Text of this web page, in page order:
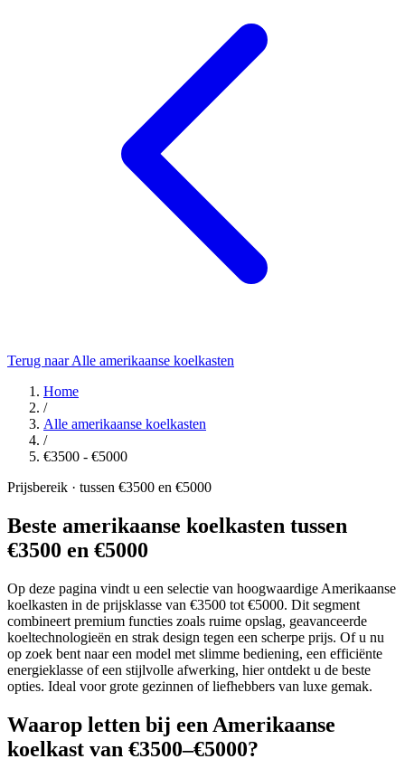
Terug naar Alle amerikaanse koelkasten
Home
/
Alle amerikaanse koelkasten
/
€3500 - €5000
Prijsbereik · tussen €3500 en €5000
Beste amerikaanse koelkasten tussen
€3500 en €5000
Op deze pagina vindt u een selectie van hoogwaardige Amerikaanse
koelkasten in de prijsklasse van €3500 tot €5000. Dit segment
combineert premium functies zoals ruime opslag, geavanceerde
koeltechnologieën en strak design tegen een scherpe prijs. Of u nu
op zoek bent naar een model met slimme bediening, een efficiënte
energieklasse of een stijlvolle afwerking, hier ontdekt u de beste
opties. Ideal voor grote gezinnen of liefhebbers van luxe gemak.
Waarop letten bij een Amerikaanse
koelkast van €3500–€5000?